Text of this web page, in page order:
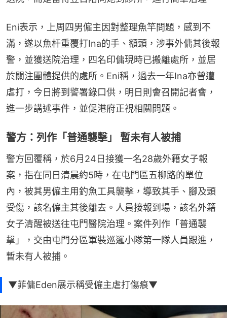
Eni表示，上周四男僱主因對整理魚竿問題，感到不
滿，遂以魚杆重覆打Ina的手、額頭，涉事外傭其後報
警，並獲送院治理，四名印傭現時已搬離處所，並居
於關注團體提供的處所。Eni稱，過去一年Ina亦曾遭
虐打，今日將到警署錄口供，明日則會召開記者會，
進一步講述事件，並促港府正視相關問題。
警方：列作「普通襲擊」 暫未有人被捕
警方回覆稱，於6月24日接獲一名28歲外籍女子報
案，指在同日清晨約5時，在屯門區五柳路的單位
內，被其男僱主用釣魚工具襲擊，導致其手、腳及頭
受傷，該名僱主其後離去。人員接報到場，該名外籍
女子清醒被送往屯門醫院治理。案件列作「普通襲
擊」，交由屯門分區軍裝巡邏小隊第一隊人員跟進，
暫未有人被捕。
▼菲傭Eden展示稱受僱主虐打傷痕▼